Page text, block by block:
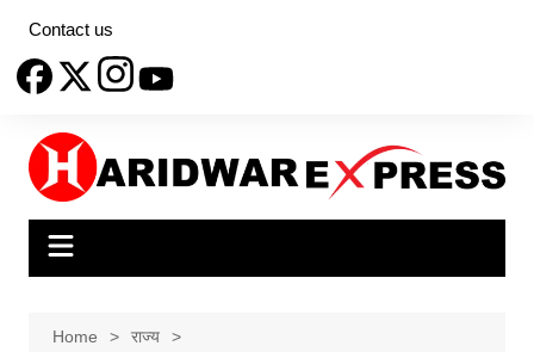
content
Contact us
Home
राज्य